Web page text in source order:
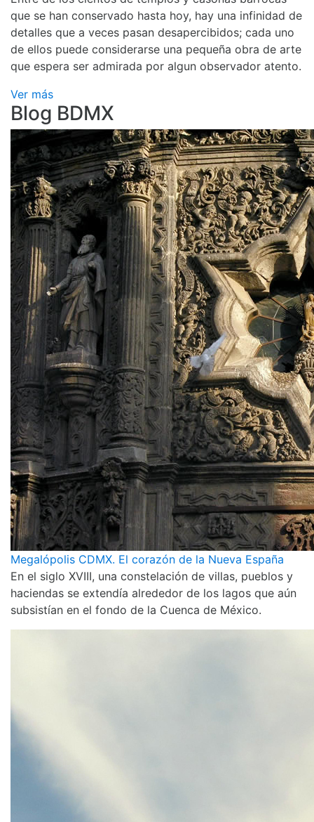
que se han conservado hasta hoy, hay una infinidad de
detalles que a veces pasan desapercibidos; cada uno
de ellos puede considerarse una pequeña obra de arte
que espera ser admirada por algun observador atento.
Ver más
Blog BDMX
Megalópolis CDMX. El corazón de la Nueva España
En el siglo XVIII, una constelación de villas, pueblos y
haciendas se extendía alrededor de los lagos que aún
subsistían en el fondo de la Cuenca de México.